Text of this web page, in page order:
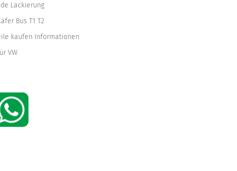
Lackierung
Bus T1 T2
kaufen Informationen
VW